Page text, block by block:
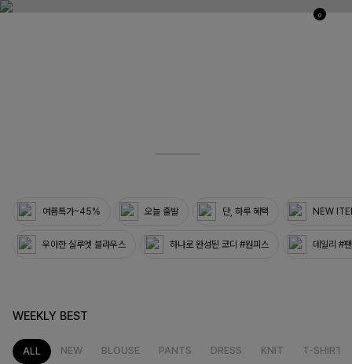
0
여름특가~45% 오늘 출발 단, 하루 혜택 NEW
우아한 실루엣 블라우스 하나로 완성된 코디 #원피스 데일리 #
WEEKLY BEST
ALL NEW BLOUSE PANTS DRESS KNIT T-SHIRT